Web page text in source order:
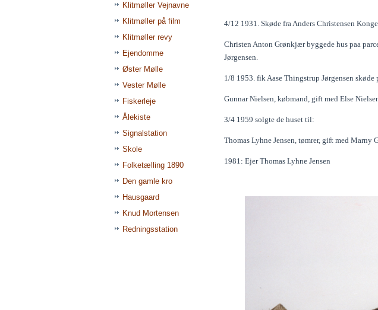
Klitmøller Vejnavne
Klitmøller på film
Klitmøller revy
Ejendomme
Øster Mølle
Vester Mølle
Fiskerleje
Ålekiste
Signalstation
Skole
Folketælling 1890
Den gamle kro
Hausgaard
Knud Mortensen
Redningsstation
4/12 1931. Skøde fra Anders Christensen
Christen Anton Grønkjær byggede hus paa
Jørgensen.
1/8 1953. fik Aase Thingstrup Jørgensen
Gunnar Nielsen, købmand, gift med Else
3/4 1959 solgte de huset til:
Thomas Lyhne Jensen, tømrer, gift med Marny
1981: Ejer Thomas Lyhne Jensen